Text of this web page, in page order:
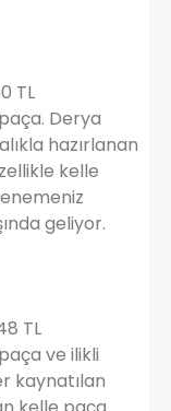
TL
Derya
hazırlanan
kelle
geliyor.
TL
ve ilikli
kaynatılan